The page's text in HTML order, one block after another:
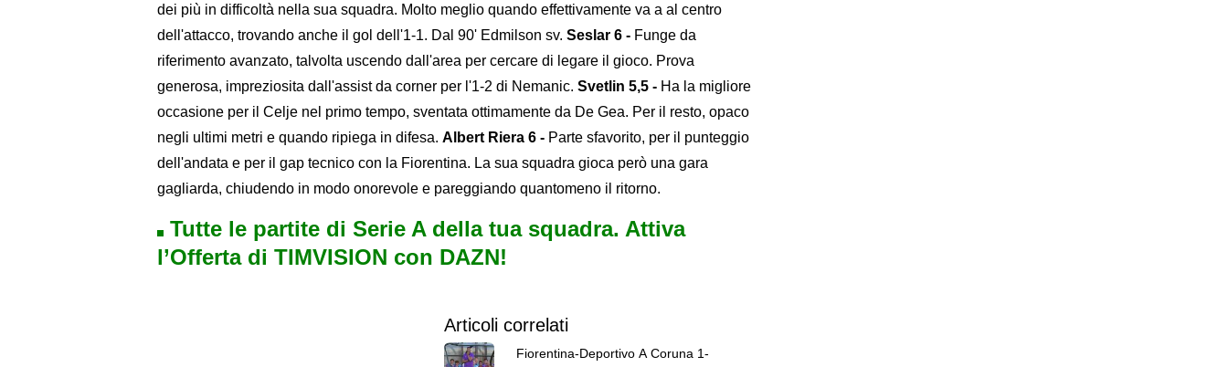
dei più in difficoltà nella sua squadra. Molto meglio quando effettivamente va a al centro
dell'attacco, trovando anche il gol dell'1-1. Dal 90' Edmilson sv. Seslar 6 - Funge da
riferimento avanzato, talvolta uscendo dall'area per cercare di legare il gioco. Prova
generosa, impreziosita dall'assist da corner per l'1-2 di Nemanic. Svetlin 5,5 - Ha la migliore
occasione per il Celje nel primo tempo, sventata ottimamente da De Gea. Per il resto, opaco
negli ultimi metri e quando ripiega in difesa. Albert Riera 6 - Parte sfavorito, per il punteggio
dell'andata e per il gap tecnico con la Fiorentina. La sua squadra gioca però una gara
gagliarda, chiudendo in modo onorevole e pareggiando quantomeno il ritorno.
Tutte le partite di Serie A della tua squadra. Attiva
l’Offerta di TIMVISION con DAZN!
Articoli correlati
Fiorentina-Deportivo A Coruna 1-